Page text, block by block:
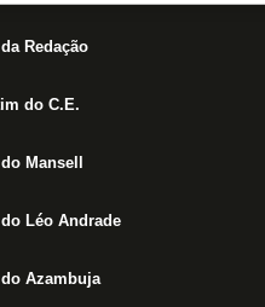
Redação
do C.E.
Mansell
Léo Andrade
Azambuja
com um